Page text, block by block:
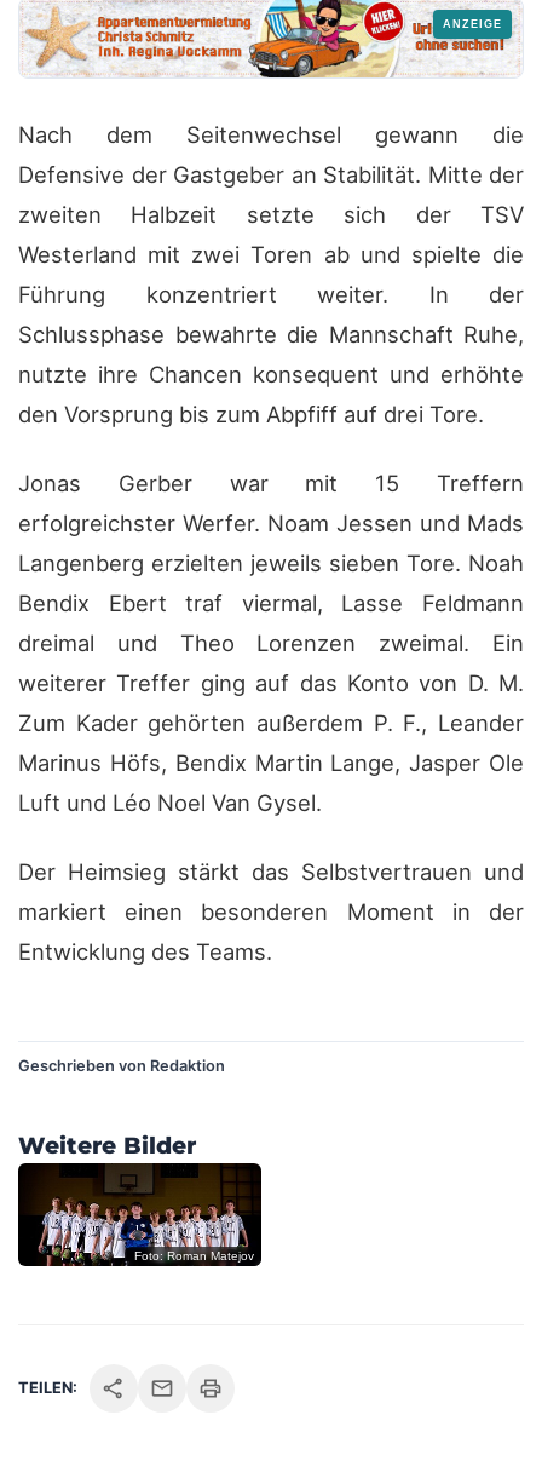
Nach dem Seitenwechsel gewann die
Defensive der Gastgeber an Stabilität. Mitte der
zweiten Halbzeit setzte sich der TSV
Westerland mit zwei Toren ab und spielte die
Führung konzentriert weiter. In der
Schlussphase bewahrte die Mannschaft Ruhe,
nutzte ihre Chancen konsequent und erhöhte
den Vorsprung bis zum Abpfiff auf drei Tore.
Jonas Gerber war mit 15 Treffern
erfolgreichster Werfer. Noam Jessen und Mads
Langenberg erzielten jeweils sieben Tore. Noah
Bendix Ebert traf viermal, Lasse Feldmann
dreimal und Theo Lorenzen zweimal. Ein
weiterer Treffer ging auf das Konto von D. M.
Zum Kader gehörten außerdem P. F., Leander
Marinus Höfs, Bendix Martin Lange, Jasper Ole
Luft und Léo Noel Van Gysel.
Der Heimsieg stärkt das Selbstvertrauen und
markiert einen besonderen Moment in der
Entwicklung des Teams.
?
?
Geschrieben von Redaktion
Weitere Bilder
Foto: Roman Matejov
TEILEN: share mail print